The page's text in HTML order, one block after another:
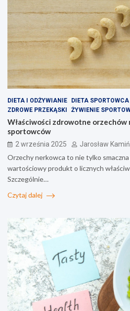
DIETA I ODŻYWIANIE DIETA SPORTOWCA
ZDROWE PRZEKĄSKI
ŻYWIENIE
Właściwości zdrowotne orzechów
sportowców
2 września 2025 Jarosław
Orzechy nerkowca to nie tylko
wartościowy produkt o licznych
Szczególnie…
Czytaj dalej